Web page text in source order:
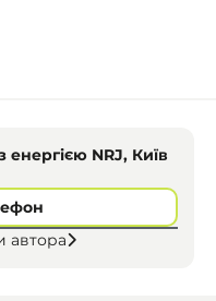
NRJ, Київ
автора